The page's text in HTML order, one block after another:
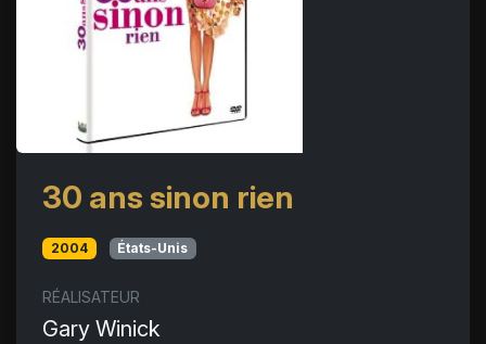
30 ans sinon rien
2004 États-Unis
RÉALISATEUR
Gary Winick